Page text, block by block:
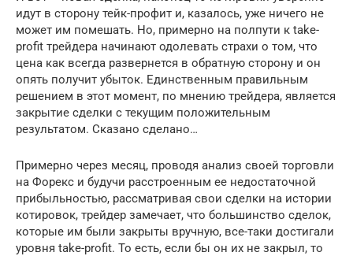
идут в сторону тейк-профит и, казалось, уже ничего не
может им помешать. Но, примерно на полпути к take-
profit трейдера начинают одолевать страхи о том, что
цена как всегда развернется в обратную сторону и он
опять получит убыток. Единственным правильным
решением в этот момент, по мнению трейдера, является
закрытие сделки с текущим положительным
результатом. Сказано сделано…
Примерно через месяц, проводя анализ своей торговли
на Форекс и будучи расстроенным ее недостаточной
прибыльностью, рассматривая свои сделки на истории
котировок, трейдер замечает, что большинство сделок,
которые им были закрыты вручную, все-таки достигали
уровня take-profit. То есть, если бы он их не закрыл, то